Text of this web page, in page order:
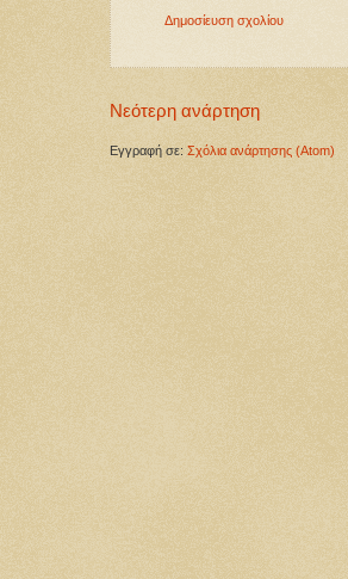
Δημοσίευση σχολίου
Νεότερη ανάρτηση
Εγγραφή σε: Σχόλια ανάρτησης (Atom)